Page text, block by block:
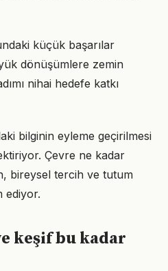
küçük başarılar
dönüşümlere zemin
nihai hedefe katkı
bilginin eyleme geçirilmesi
Çevre ne kadar
bireysel tercih ve tutum
ediyor.
keşif bu kadar